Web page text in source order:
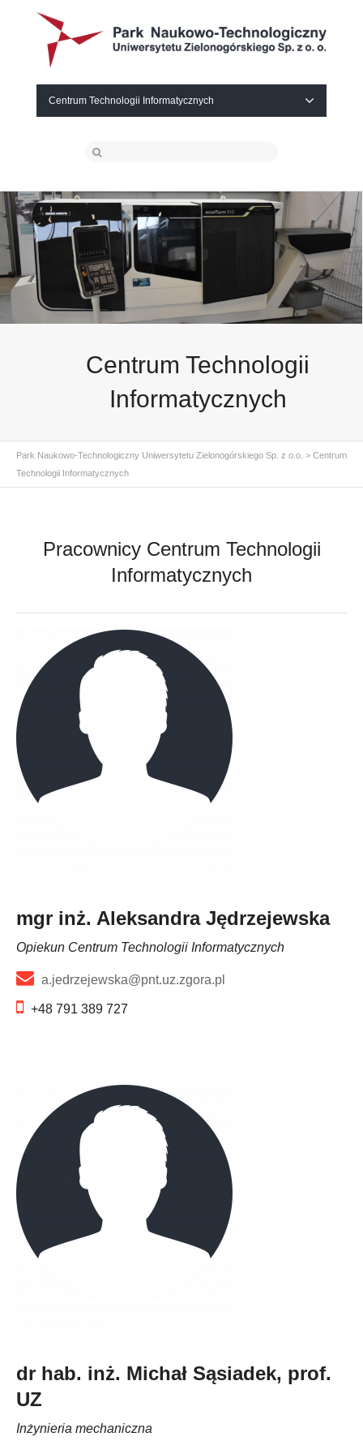
Centrum Technologii Informatycznych
Centrum Technologii
Informatycznych
Park Naukowo-Technologiczny Uniwersytetu Zielonogórskiego Sp. z o.o. > Centrum
Technologii Informatycznych
Pracownicy Centrum Technologii
Informatycznych
mgr inż. Aleksandra Jędrzejewska
Opiekun Centrum Technologii Informatycznych
a.jedrzejewska@pnt.uz.zgora.pl
+48 791 389 727
dr hab. inż. Michał Sąsiadek, prof.
UZ
Inżynieria mechaniczna